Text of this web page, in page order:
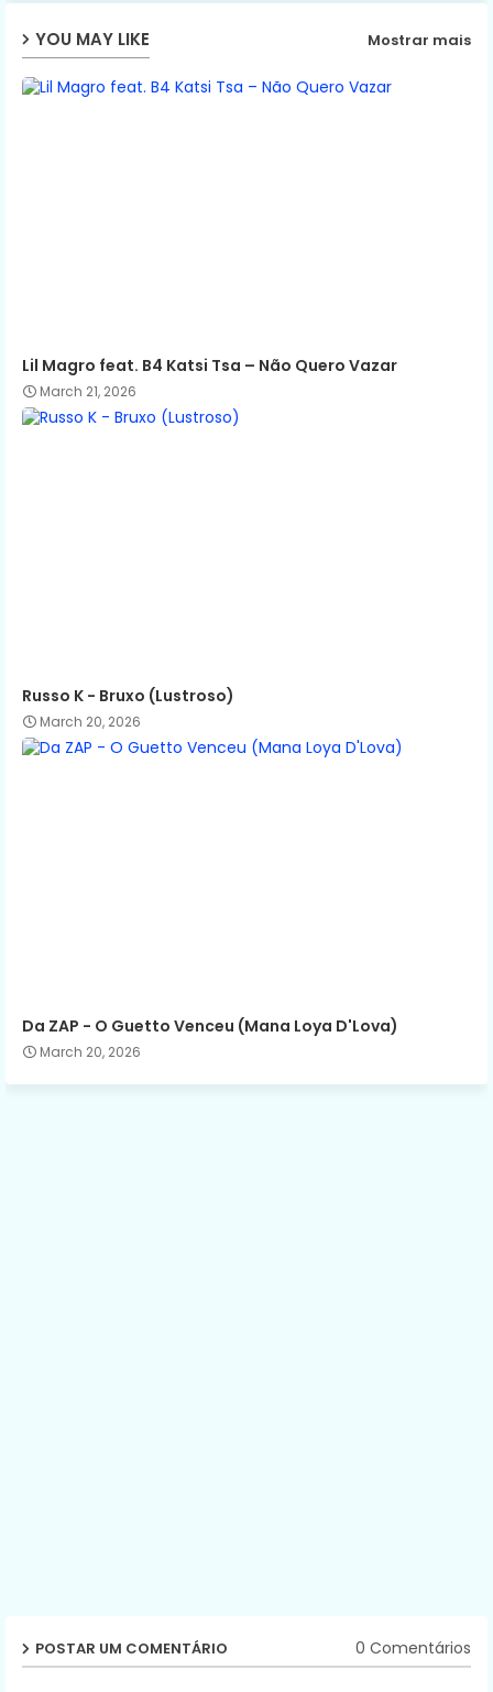
YOU MAY LIKE Mostrar mais
Lil Magro feat. B4 Katsi Tsa – Não Quero Vazar
March 21, 2026
Russo K - Bruxo (Lustroso)
March 20, 2026
Da ZAP - O Guetto Venceu (Mana Loya D'Lova)
March 20, 2026
POSTAR UM COMENTÁRIO 0 Comentários